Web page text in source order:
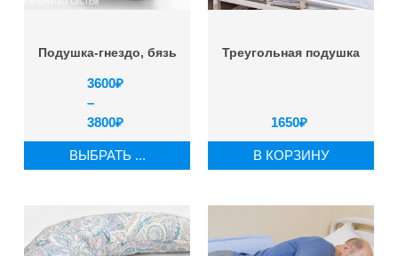
Подушка-гнездо, бязь
3600₽
–
3800₽
ВЫБРАТЬ ...
Треугольная подушка
1650₽
В КОРЗИНУ